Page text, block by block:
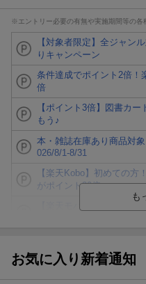
※エントリー必要の有無や実施期間等の各
【対象者限定】全ジャン
りキャンペーン
条件達成でポイント2倍！
倍
【ポイント3倍】図書カ
もう♪
本・雑誌在庫あり商品対
026/8/1-8/31
【楽天Kobo】初めての方
がポイント20倍
ト山分け
お気に入り新着通知